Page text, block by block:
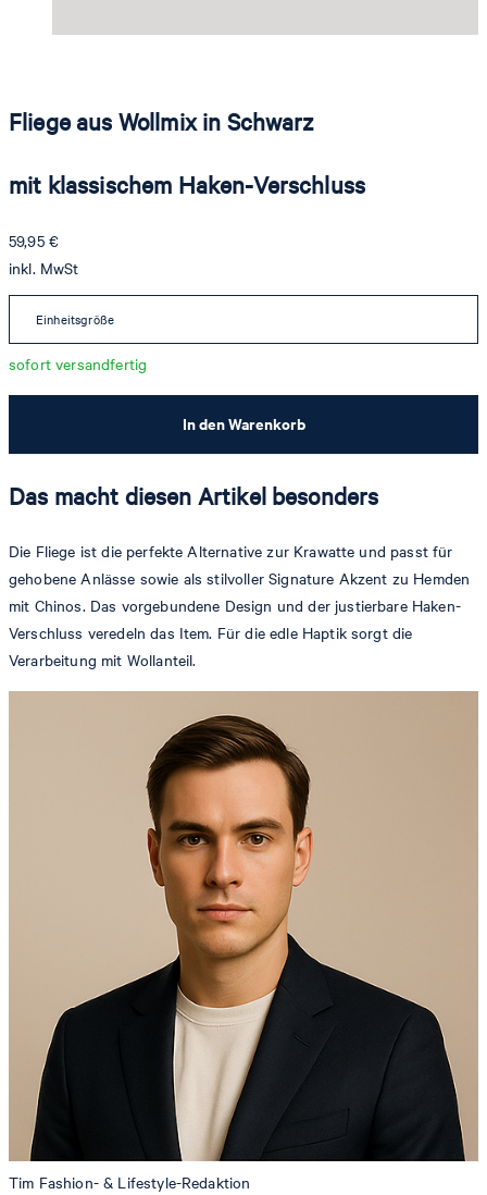
Fliege aus Wollmix in Schwarz
mit klassischem Haken-Verschluss
59,95 €
inkl. MwSt
Einheitsgröße
sofort versandfertig
In den Warenkorb
Das macht diesen Artikel besonders
Die Fliege ist die perfekte Alternative zur Krawatte und passt für
gehobene Anlässe sowie als stilvoller Signature Akzent zu Hemden
mit Chinos. Das vorgebundene Design und der justierbare Haken-
Verschluss veredeln das Item. Für die edle Haptik sorgt die
Verarbeitung mit Wollanteil.
Tim Fashion- & Lifestyle-Redaktion